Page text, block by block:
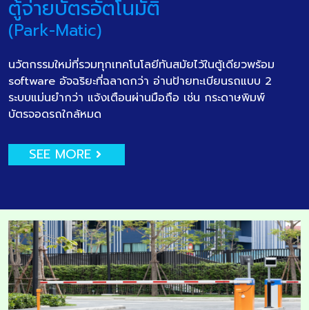
ตู้จ่ายบัตรอัตโนมัติ
(Park-Matic)
นวัตกรรมใหม่ที่รวมทุกเทคโนโลยีทันสมัยไว้ในตู้เดียวพร้อม
software อัจฉริยะที่ฉลาดกว่า อ่านป้ายทะเบียนรถแบบ 2
ระบบแม่นยำกว่า แจ้งเตือนผ่านมือถือ เช่น กระดาษพิมพ์
บัตรจอดรถใกล้หมด
SEE MORE